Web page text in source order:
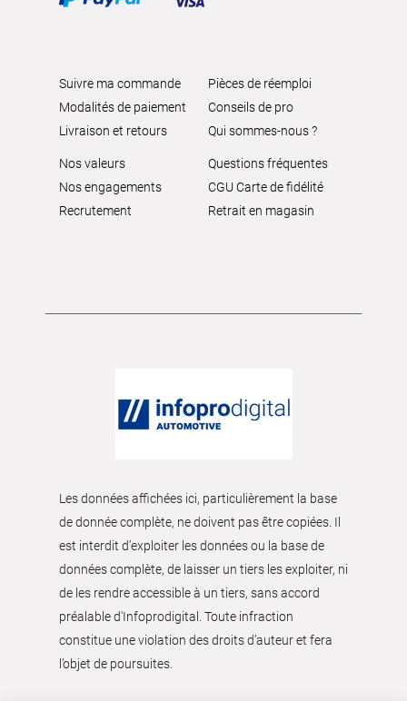
Suivre ma commande
Modalités de paiement
Livraison et retours
Pièces de réemploi
Conseils de pro
Qui sommes-nous ?
Nos valeurs
Nos engagements
Recrutement
Questions fréquentes
CGU Carte de fidélité
Retrait en magasin
Les données affichées ici, particulièrement la base
de donnée complète, ne doivent pas être copiées. Il
est interdit d’exploiter les données ou la base de
données complète, de laisser un tiers les exploiter, ni
de les rendre accessible à un tiers, sans accord
préalable d'Infoprodigital. Toute infraction
constitue une violation des droits d’auteur et fera
l’objet de poursuites.